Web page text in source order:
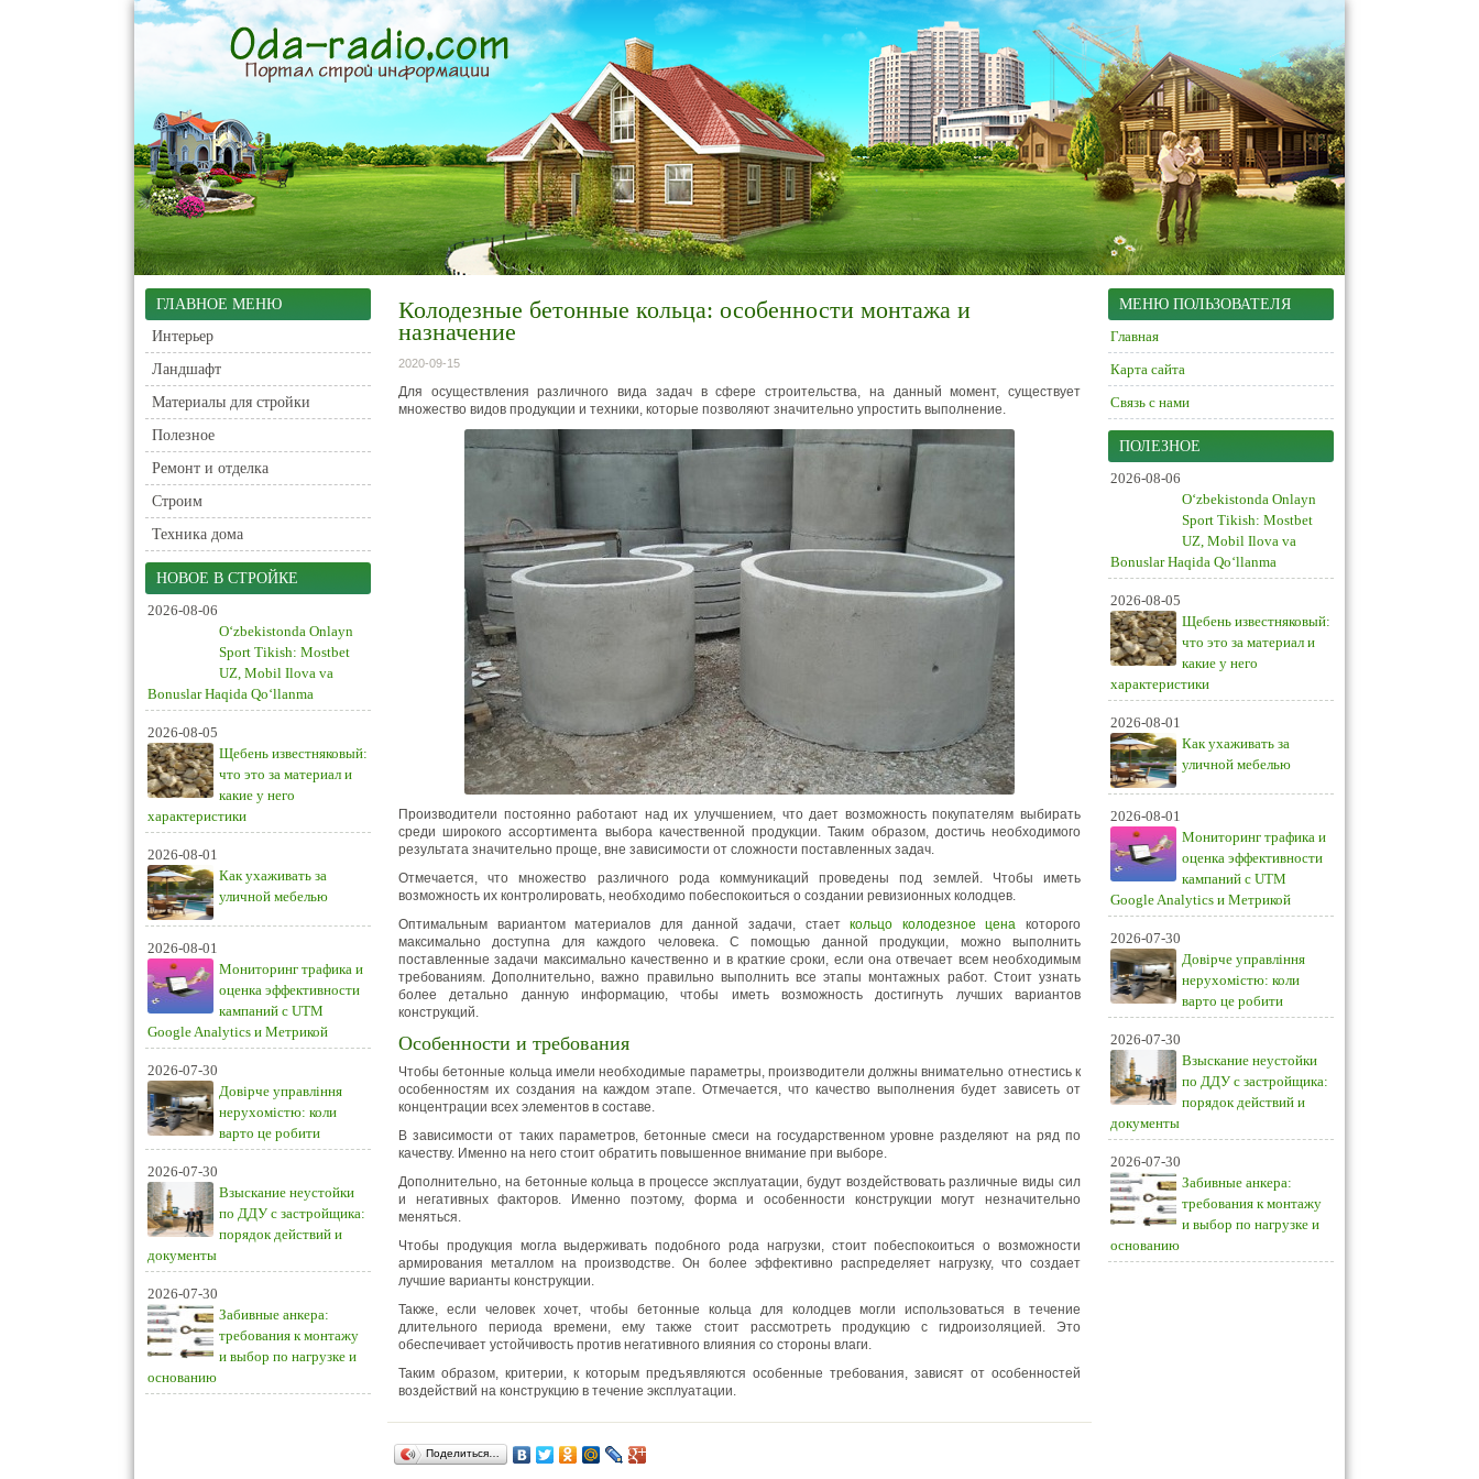
ГЛАВНОЕ МЕНЮ
Интерьер
Ландшафт
Материалы для стройки
Полезное
Ремонт и отделка
Строим
Техника дома
НОВОЕ В СТРОЙКЕ
2026-08-06
O‘zbekistonda Onlayn
Sport Tikish: Mostbet
UZ, Mobil Ilova va
Bonuslar Haqida Qo‘llanma
2026-08-05
Щебень известняковый:
что это за материал и
какие у него
характеристики
2026-08-01
Как ухаживать за
уличной мебелью
2026-08-01
Мониторинг трафика и
оценка эффективности
кампаний с UTM
Google Analytics и Метрикой
2026-07-30
Довірче управління
нерухомістю: коли
варто це робити
2026-07-30
Взыскание неустойки
по ДДУ с застройщика:
порядок действий и
документы
2026-07-30
Забивные анкера:
требования к монтажу
и выбор по нагрузке и
основанию
Колодезные бетонные кольца: особенности монтажа и
назначение
2020-09-15
Для осуществления различного вида задач в сфере строительства, на данный момент, существует
множество видов продукции и техники, которые позволяют значительно упростить выполнение.
Производители постоянно работают над их улучшением, что дает возможность покупателям выбирать
среди широкого ассортимента выбора качественной продукции. Таким образом, достичь необходимого
результата значительно проще, вне зависимости от сложности поставленных задач.
Отмечается, что множество различного рода коммуникаций проведены под землей. Чтобы иметь
возможность их контролировать, необходимо побеспокоиться о создании ревизионных колодцев.
Оптимальным вариантом материалов для данной задачи, стаеткольцо колодезное цена которого
максимально доступна для каждого человека. С помощью данной продукции, можно выполнить
поставленные задачи максимально качественно и в краткие сроки, если она отвечает всем необходимым
требованиям. Дополнительно, важно правильно выполнить все этапы монтажных работ. Стоит узнать
более детально данную информацию, чтобы иметь возможность достигнуть лучших вариантов
конструкций.
Особенности и требования
Чтобы бетонные кольца имели необходимые параметры, производители должны внимательно отнестись к
особенностям их создания на каждом этапе. Отмечается, что качество выполнения будет зависеть от
концентрации всех элементов в составе.
В зависимости от таких параметров, бетонные смеси на государственном уровне разделяют на ряд по
качеству. Именно на него стоит обратить повышенное внимание при выборе.
Дополнительно, на бетонные кольца в процессе эксплуатации, будут воздействовать различные виды сил
и негативных факторов. Именно поэтому, форма и особенности конструкции могут незначительно
меняться.
Чтобы продукция могла выдерживать подобного рода нагрузки, стоит побеспокоиться о возможности
армирования металлом на производстве. Он более эффективно распределяет нагрузку, что создает
лучшие варианты конструкции.
Также, если человек хочет, чтобы бетонные кольца для колодцев могли использоваться в течение
длительного периода времени, ему также стоит рассмотреть продукцию с гидроизоляцией. Это
обеспечивает устойчивость против негативного влияния со стороны влаги.
Таким образом, критерии, к которым предъявляются особенные требования, зависят от особенностей
воздействий на конструкцию в течение эксплуатации.
Поделиться…
МЕНЮ ПОЛЬЗОВАТЕЛЯ
Главная
Карта сайта
Связь с нами
ПОЛЕЗНОЕ
2026-08-06
O‘zbekistonda Onlayn
Sport Tikish: Mostbet
UZ, Mobil Ilova va
Bonuslar Haqida Qo‘llanma
2026-08-05
Щебень известняковый:
что это за материал и
какие у него
характеристики
2026-08-01
Как ухаживать за
уличной мебелью
2026-08-01
Мониторинг трафика и
оценка эффективности
кампаний с UTM
Google Analytics и Метрикой
2026-07-30
Довірче управління
нерухомістю: коли
варто це робити
2026-07-30
Взыскание неустойки
по ДДУ с застройщика:
порядок действий и
документы
2026-07-30
Забивные анкера:
требования к монтажу
и выбор по нагрузке и
основанию